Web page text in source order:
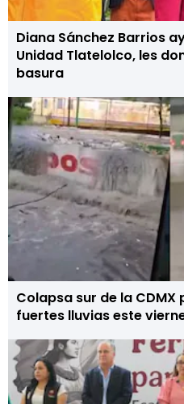
Diana Sánchez Barrios
Unidad Tlatelolco, les
basura
Colapsa sur de la
fuertes lluvias este